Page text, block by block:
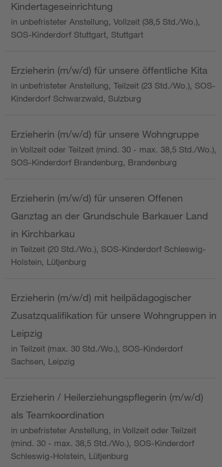
Kindertageseinrichtung
in unbefristeter Anstellung, Vollzeit (38,5 Std./Wo.),
SOS-Kinderdorf Stuttgart, Stuttgart
Erzieherin (m/w/d) für unsere öffentliche Kita
in unbefristeter Anstellung, Teilzeit (23 Std./Wo.), SOS-
Kinderdorf Schwarzwald, Sulzburg
Erzieherin (m/w/d) für unsere Wohngruppe
in Vollzeit oder Teilzeit (mind. 30 - max. 38,5 Std./Wo.),
SOS-Kinderdorf Brandenburg, Brandenburg
Erzieherin (m/w/d) für unseren Offenen
Ganztag an der Grundschule Barkauer Land
in Kirchbarkau
in Teilzeit (20 Std./Wo.), SOS-Kinderdorf Schleswig-
Holstein, Lütjenburg
Erzieherin (m/w/d) mit heilpädagogischer
Zusatzqualifikation für unsere Wohngruppen in
Leipzig
in Teilzeit (max. 30 Std./Wo.), SOS-Kinderdorf
Sachsen, Leipzig
Erzieherin / Heilerziehungspflegerin (m/w/d)
als Teamkoordination
in unbefristeter Anstellung, in Vollzeit oder Teilzeit
(mind. 30 - max. 38,5 Std./Wo.), SOS-Kinderdorf
Schleswig-Holstein, Lütjenburg